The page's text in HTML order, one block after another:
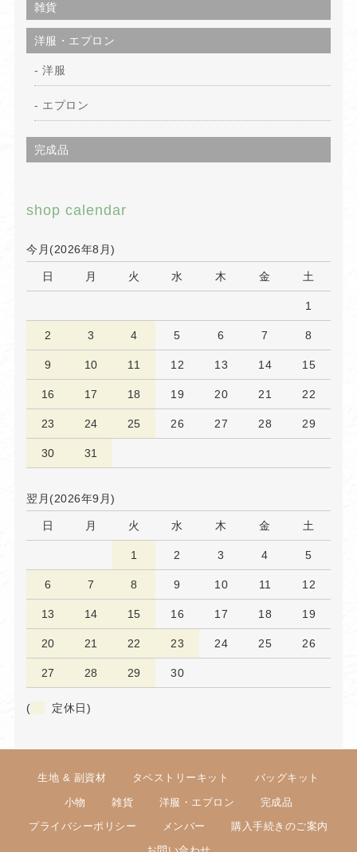
雑貨
洋服・エプロン
洋服
エプロン
完成品
shop calendar
今月(2026年8月)
日 月 火 水 木 金 土
1
2 3 4 5 6 7 8
9 10 11 12 13 14 15
16 17 18 19 20 21 22
23 24 25 26 27 28 29
30 31
翌月(2026年9月)
日 月 火 水 木 金 土
1 2 3 4 5
6 7 8 9 10 11 12
13 14 15 16 17 18 19
20 21 22 23 24 25 26
27 28 29 30
( 定休日)
生地 & 副資材 タペストリーキット バッグキット
小物 雑貨 洋服・エプロン 完成品
プライバシーポリシー メンバー 購入手続きのご案内